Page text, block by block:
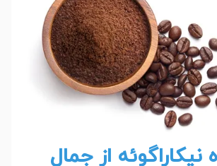
نیکاراگوئه از جمال